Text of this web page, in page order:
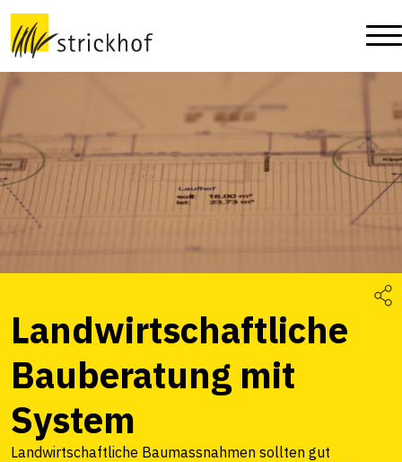
Landwirtschaftliche
Bauberatung mit
System
Landwirtschaftliche Baumassnahmen sollten gut